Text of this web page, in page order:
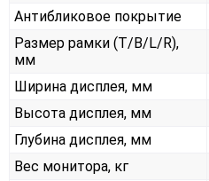
Антибликовое покрытие
Размер рамки (T/B/L/R),
мм
Ширина дисплея, мм
Высота дисплея, мм
Глубина дисплея, мм
Вес монитора, кг